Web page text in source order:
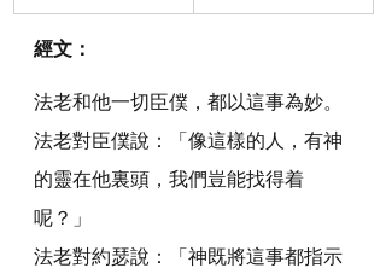
經文：
法老和他一切臣僕，都以這事為妙。
法老對臣僕說：「像這樣的人，有神
的靈在他裏頭，我們豈能找得着
呢？」
法老對約瑟說：「神既將這事都指示